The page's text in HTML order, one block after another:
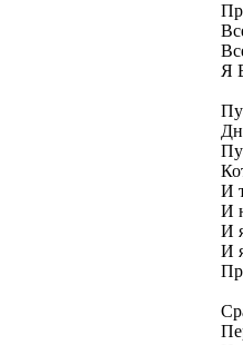
Я
И
И
И
И